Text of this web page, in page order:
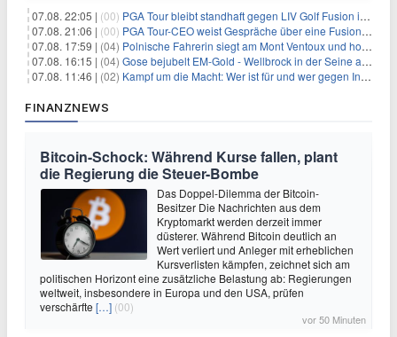
07.08. 22:05 | (00) PGA Tour bleibt standhaft gegen LIV Golf Fusion in einem sich wandelnden Sportumfeld
07.08. 21:06 | (00) PGA Tour-CEO weist Gespräche über eine Fusion mit LIV Golf zurück und bekräftigt die Wettbewerbslandschaft
07.08. 17:59 | (04) Polnische Fahrerin siegt am Mont Ventoux und holt Tour-Gelb
07.08. 16:15 | (04) Gose bejubelt EM-Gold - Wellbrock in der Seine ausgebremst
07.08. 11:46 | (02) Kampf um die Macht: Wer ist für und wer gegen Infantino?
FINANZNEWS
Bitcoin-Schock: Während Kurse fallen, plant
die Regierung die Steuer-Bombe
Das Doppel-Dilemma der Bitcoin-
Besitzer Die Nachrichten aus dem
Kryptomarkt werden derzeit immer
düsterer. Während Bitcoin deutlich an
Wert verliert und Anleger mit erheblichen
Kursverlisten kämpfen, zeichnet sich am
politischen Horizont eine zusätzliche Belastung ab: Regierungen
weltweit, insbesondere in Europa und den USA, prüfen
verschärfte […] (00)
vor 50 Minuten